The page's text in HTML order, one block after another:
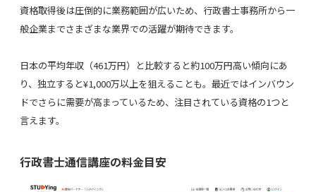
資格取得後は圧倒的に業務範囲が広いため、行政書士事務所から一
般企業までさまざまな業界での活躍が期待できます。
日本の平均年収（461万円）と比較すると約100万円高い傾向にあ
り、独立すると¥1,000万以上を狙えることも。最近ではインバウン
ドでさらに需要が高まっているため、注目されている資格の1つと
言えます。
行政書士通信講座の料金目安